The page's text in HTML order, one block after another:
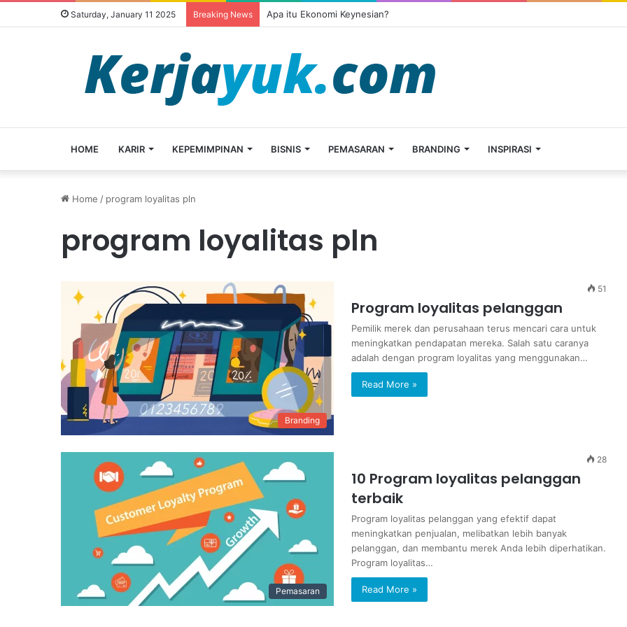
Saturday, January 11 2025 Breaking News Apa itu Ekonomi Keynesian?
HOME KARIR KEPEMIMPINAN BISNIS PEMASARAN BRANDING INSPIRASI
Home / program loyalitas pln
program loyalitas pln
Branding
51
Program loyalitas pelanggan
Pemilik merek dan perusahaan terus mencari cara untuk
meningkatkan pendapatan mereka. Salah satu caranya
adalah dengan program loyalitas yang menggunakan…
Read More »
Pemasaran
28
10 Program loyalitas pelanggan
terbaik
Program loyalitas pelanggan yang efektif dapat
meningkatkan penjualan, melibatkan lebih banyak
pelanggan, dan membantu merek Anda lebih diperhatikan.
Program loyalitas…
Read More »